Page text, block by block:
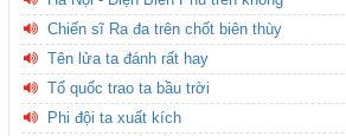
Chiến sĩ Ra đa trên chốt biên thùy
Tên lửa ta đánh rất hay
Tổ quốc trao ta bầu trời
Phi đội ta xuất kích